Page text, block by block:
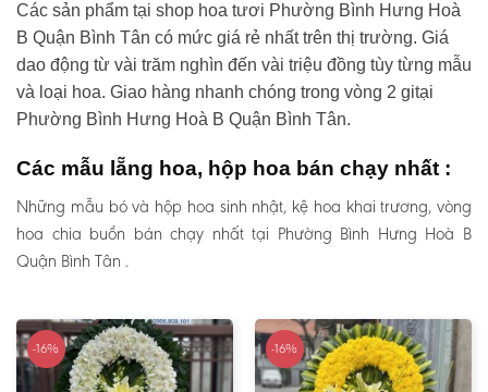
Các sản phẩm tại shop hoa tươi Phường Bình Hưng Hoà
B Quận Bình Tân có mức giá rẻ nhất trên thị trường. Giá
dao động từ vài trăm nghìn đến vài triệu đồng tùy từng mẫu
và loại hoa. Giao hàng nhanh chóng trong vòng 2 gitại
Phường Bình Hưng Hoà B Quận Bình Tân.
Các mẫu lẵng hoa, hộp hoa bán chạy nhất :
Những mẫu bó và hộp hoa sinh nhật, kệ hoa khai trương, vòng
hoa chia buồn bán chạy nhất tại Phường Bình Hưng Hoà B
Quận Bình Tân .
-16% -16%